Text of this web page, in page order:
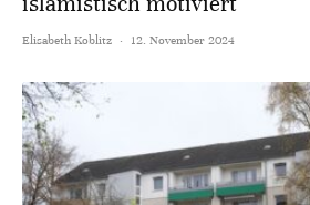
Elisabeth Koblitz · 12. November 2024